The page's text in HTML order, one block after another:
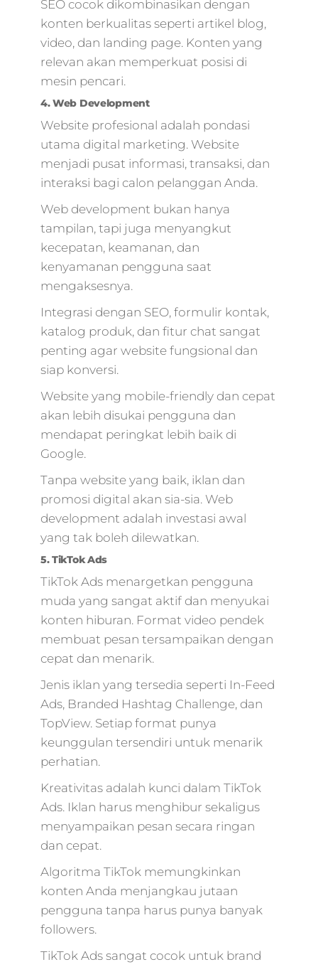
advertising
online,bisnis online
digital
marketing,kotler
SEO cocok dikombinasikan dengan
konten berkualitas seperti artikel blog,
video, dan landing page. Konten yang
relevan akan memperkuat posisi di
mesin pencari.
4. Web Development
Website profesional adalah pondasi
utama digital marketing. Website
menjadi pusat informasi, transaksi, dan
interaksi bagi calon pelanggan Anda.
Web development bukan hanya
tampilan, tapi juga menyangkut
kecepatan, keamanan, dan
kenyamanan pengguna saat
mengaksesnya.
Integrasi dengan SEO, formulir kontak,
katalog produk, dan fitur chat sangat
penting agar website fungsional dan
siap konversi.
Website yang mobile-friendly dan cepat
akan lebih disukai pengguna dan
mendapat peringkat lebih baik di
Google.
Tanpa website yang baik, iklan dan
promosi digital akan sia-sia. Web
development adalah investasi awal
yang tak boleh dilewatkan.
5. TikTok Ads
TikTok Ads menargetkan pengguna
muda yang sangat aktif dan menyukai
konten hiburan. Format video pendek
membuat pesan tersampaikan dengan
cepat dan menarik.
Jenis iklan yang tersedia seperti In-Feed
Ads, Branded Hashtag Challenge, dan
TopView. Setiap format punya
keunggulan tersendiri untuk menarik
perhatian.
Kreativitas adalah kunci dalam TikTok
Ads. Iklan harus menghibur sekaligus
menyampaikan pesan secara ringan
dan cepat.
Algoritma TikTok memungkinkan
konten Anda menjangkau jutaan
pengguna tanpa harus punya banyak
followers.
TikTok Ads sangat cocok untuk brand